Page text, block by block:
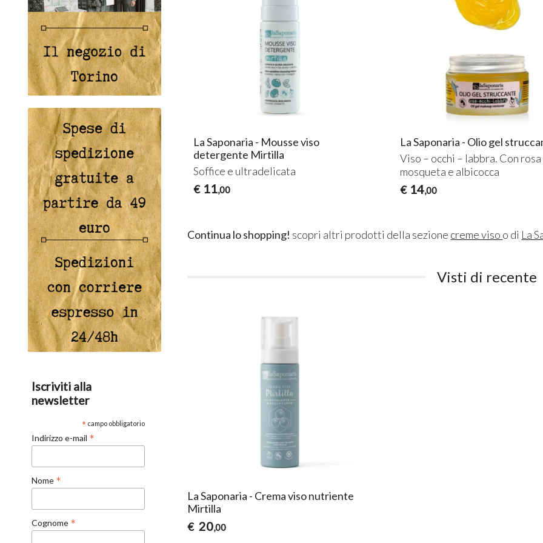
La Saponaria - Mousse viso
detergente Mirtilla
Soffice e ultradelicata
€ 11,00
La Saponaria - Olio gel
Viso – occhi – labbra. Con rosa
mosqueta e albicocca
€ 14,00
Continua lo shopping! scopri altri prodotti della sezione creme viso o di La
Visti di recente
La Saponaria - Crema viso nutriente
Mirtilla
€ 20,00
Iscriviti alla
newsletter
* campo obbligatorio
Indirizzo e-mail *
Nome *
Cognome *